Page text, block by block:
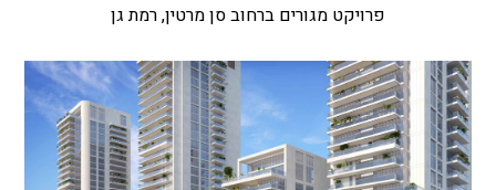
פרויקט מגורים ברחוב סן מרטין, רמת גן